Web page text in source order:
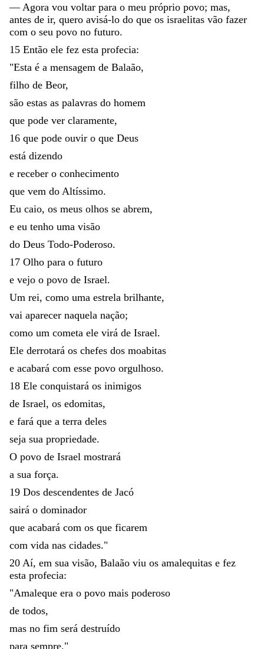
— Agora vou voltar para o meu próprio povo; mas,
antes de ir, quero avisá-lo do que os israelitas vão fazer
com o seu povo no futuro.
15 Então ele fez esta profecia:
"Esta é a mensagem de Balaão,
filho de Beor,
são estas as palavras do homem
que pode ver claramente,
16 que pode ouvir o que Deus
está dizendo
e receber o conhecimento
que vem do Altíssimo.
Eu caio, os meus olhos se abrem,
e eu tenho uma visão
do Deus Todo-Poderoso.
17 Olho para o futuro
e vejo o povo de Israel.
Um rei, como uma estrela brilhante,
vai aparecer naquela nação;
como um cometa ele virá de Israel.
Ele derrotará os chefes dos moabitas
e acabará com esse povo orgulhoso.
18 Ele conquistará os inimigos
de Israel, os edomitas,
e fará que a terra deles
seja sua propriedade.
O povo de Israel mostrará
a sua força.
19 Dos descendentes de Jacó
sairá o dominador
que acabará com os que ficarem
com vida nas cidades."
20 Aí, em sua visão, Balaão viu os amalequitas e fez
esta profecia:
"Amaleque era o povo mais poderoso
de todos,
mas no fim será destruído
para sempre."